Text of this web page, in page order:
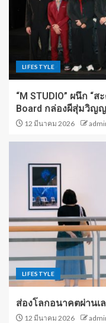
LIFESTYLE
“M STUDIO” ผนึก “
Board กล่องผีสุ่มวิญ
12 มีนาคม 2026
LIFESTYLE
ส่องโลกอนาคตผ่านเ
12 มีนาคม 2026